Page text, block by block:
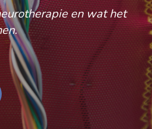
en wat het